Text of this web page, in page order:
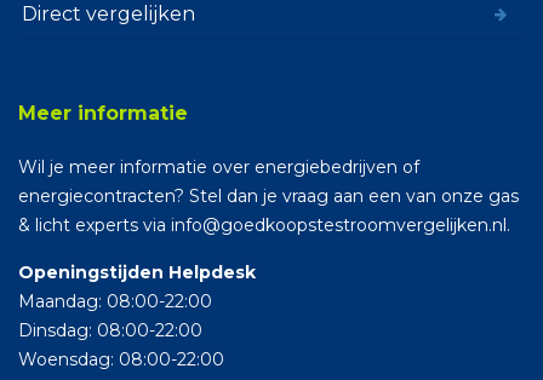
Direct vergelijken
Meer informatie
Wil je meer informatie over energiebedrijven of
energiecontracten? Stel dan je vraag aan een van onze gas
& licht experts via info@goedkoopstestroomvergelijken.nl.
Openingstijden Helpdesk
Maandag: 08:00-22:00
Dinsdag: 08:00-22:00
Woensdag: 08:00-22:00